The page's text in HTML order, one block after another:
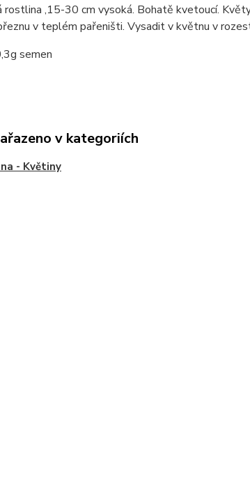
rostlina ,15-30 cm vysoká. Bohatě kvetoucí.
v teplém pařeništi. Vysadit v květnu v
semen
v kategoriích
- Květiny